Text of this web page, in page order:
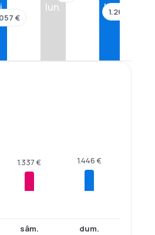
€
Iun. Iul.
1.264 €
1.337 €
sâm.
1.446 €
dum.